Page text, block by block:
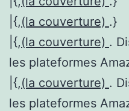
|{,(la couverture) .}
|{,(la couverture) .
les plateformes
|{,(la couverture) .
les plateformes